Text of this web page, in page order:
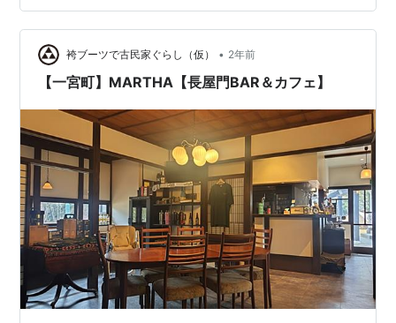
は歩くことが出来ます 小人の国のガリバー状態ですね！
最下段には席が設けられていますので 着席して記念撮影
がOKです 本日も南部鉄器…
袴ブーツで古民家ぐらし（仮） • 2年前
【一宮町】MARTHA【長屋門BAR＆カフェ】